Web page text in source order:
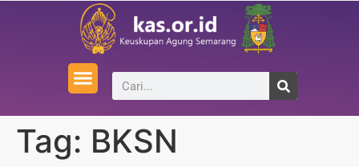
Tag: BKSN